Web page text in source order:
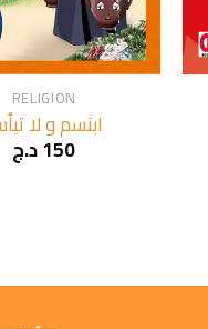
RELIGION
ابتسم و لا
150د.ج